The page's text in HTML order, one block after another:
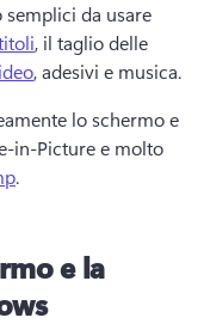
da usare
, il taglio delle
lo schermo e
in-Picture e molto
.
e la